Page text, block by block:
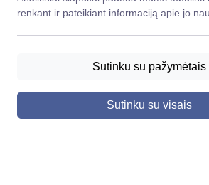
renkant ir pateikiant informaciją apie jo
Sutinku su pažymėtais
Sutinku su visais